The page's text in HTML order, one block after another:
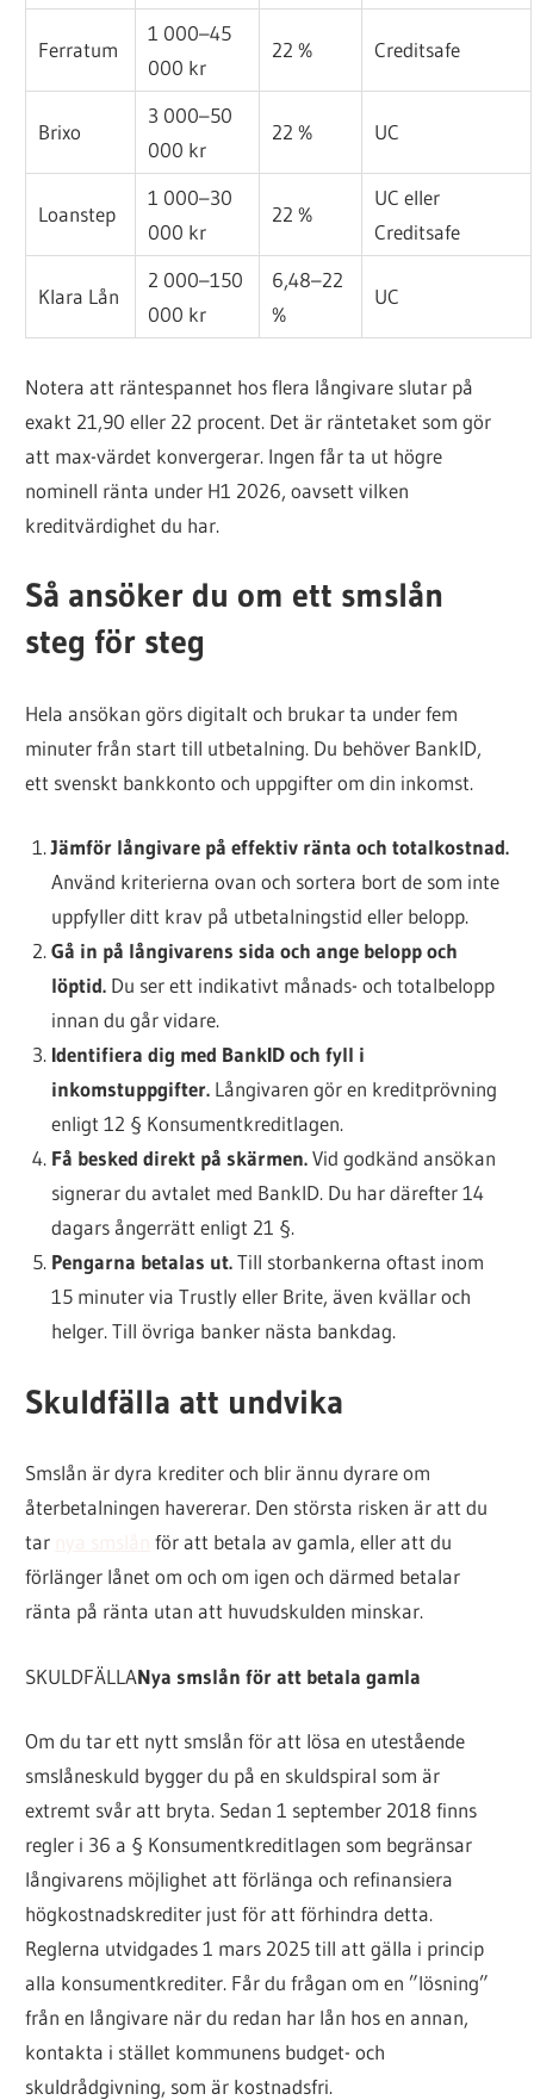
Ferratum
1 000–45
000 kr
22 % Creditsafe
Brixo
3 000–50
000 kr
22 % UC
Loanstep
1 000–30
000 kr
22 %
UC eller
Creditsafe
Klara Lån
2 000–150
000 kr
6,48–22
%
UC
Notera att räntespannet hos flera långivare slutar på
exakt 21,90 eller 22 procent. Det är räntetaket som gör
att max-värdet konvergerar. Ingen får ta ut högre
nominell ränta under H1 2026, oavsett vilken
kreditvärdighet du har.
Så ansöker du om ett smslån
steg för steg
Hela ansökan görs digitalt och brukar ta under fem
minuter från start till utbetalning. Du behöver BankID,
ett svenskt bankkonto och uppgifter om din inkomst.
Jämför långivare på effektiv ränta och totalkostnad.
Använd kriterierna ovan och sortera bort de som inte
uppfyller ditt krav på utbetalningstid eller belopp.
Gå in på långivarens sida och ange belopp och
löptid.Du ser ett indikativt månads- och totalbelopp
innan du går vidare.
Identifiera dig med BankID och fyll i
inkomstuppgifter.Långivaren gör en kreditprövning
enligt 12 § Konsumentkreditlagen.
Få besked direkt på skärmen.Vid godkänd ansökan
signerar du avtalet med BankID. Du har därefter 14
dagars ångerrätt enligt 21 §.
Pengarna betalas ut.Till storbankerna oftast inom
15 minuter via Trustly eller Brite, även kvällar och
helger. Till övriga banker nästa bankdag.
Skuldfälla att undvika
Smslån är dyra krediter och blir ännu dyrare om
återbetalningen havererar. Den största risken är att du
tar
för att betala av gamla, eller att du
förlänger lånet om och om igen och därmed betalar
ränta på ränta utan att huvudskulden minskar.
SKULDFÄLLANya smslån för att betala gamla
Om du tar ett nytt smslån för att lösa en utestående
smslåneskuld bygger du på en skuldspiral som är
extremt svår att bryta. Sedan 1 september 2018 finns
regler i 36 a § Konsumentkreditlagen som begränsar
långivarens möjlighet att förlänga och refinansiera
högkostnadskrediter just för att förhindra detta.
Reglerna utvidgades 1 mars 2025 till att gälla i princip
alla konsumentkrediter. Får du frågan om en ”lösning”
från en långivare när du redan har lån hos en annan,
kontakta i stället kommunens budget- och
skuldrådgivning, som är kostnadsfri.